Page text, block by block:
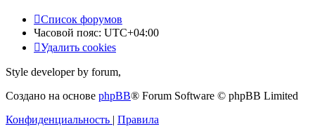
Список форумов
Часовой пояс: UTC+04:00
Удалить cookies
Style developer by forum,
Создано на основе phpBB® Forum Software © phpBB Limited
Конфиденциальность | Правила